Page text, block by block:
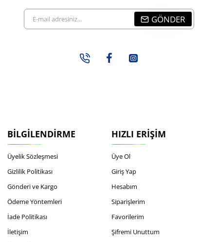
E-
mail
GÖNDER
BILGILENDIRME
Üyelik Sözleşmesi
Gizlilik Politikası
Gönderi ve Kargo
Ödeme Yöntemleri
İade Politikası
İletişim
HIZLI ERIŞIM
Üye Ol
Giriş Yap
Hesabım
Siparişlerim
Favorilerim
Şifremi Unuttum